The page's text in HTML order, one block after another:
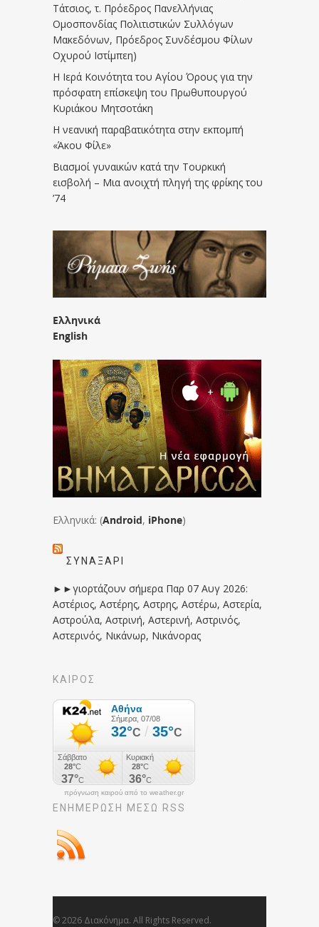
Τάτσιος, τ. Πρόεδρος Πανελλήνιας
Ομοσπονδίας Πολιτιστικών Συλλόγων
Μακεδόνων, Πρόεδρος Συνδέσμου Φίλων
Οχυρού Ιστίμπεη)
Η Ιερά Κοινότητα του Αγίου Όρους για την
πρόσφατη επίσκεψη του Πρωθυπουργού
Κυριάκου Μητσοτάκη
Η νεανική παραβατικότητα στην εκπομπή
«Άκου Φίλε»
Βιασμοί γυναικών κατά την Τουρκική
εισβολή – Μια ανοιχτή πληγή της φρίκης του
’74
Ελληνικά
English
Ελληνικά: (Android, iPhone)
ΣΥΝΑΞΆΡΙ
►►γιορτάζουν σήμερα Παρ 07 Αυγ 2026:
Αστέριος, Αστέρης, Αστρης, Αστέρω, Αστερία,
Αστρούλα, Αστρινή, Αστερινή, Αστρινός,
Αστερινός, Νικάνωρ, Νικάνορας
ΚΑΙΡΟΣ
πρόγνωση καιρού από το weather.gr
ΕΝΗΜΈΡΩΣΉ ΜΕΣΩ RSS
© 2026 Διακόνημα. All Rights Reserved.